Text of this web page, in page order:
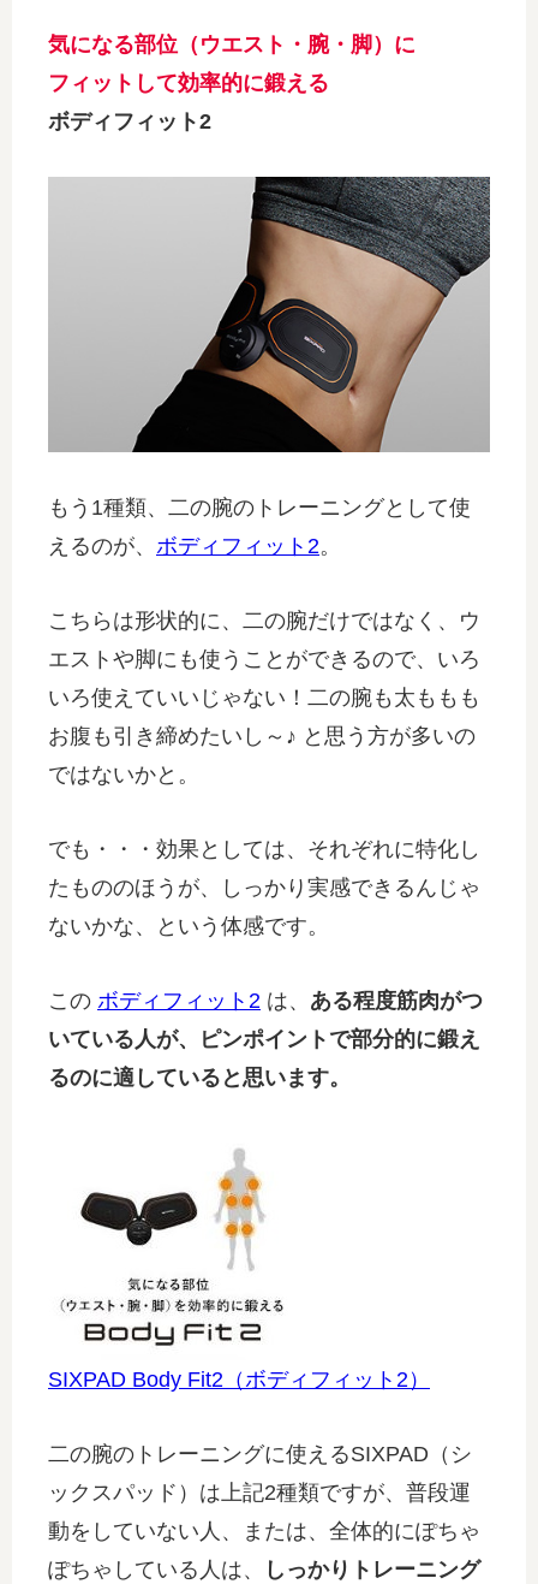
気になる部位（ウエスト・腕・脚）に
フィットして効率的に鍛える
ボディフィット2
もう1種類、二の腕のトレーニングとして使
えるのが、 ボディフィット2。
こちらは形状的に、二の腕だけではなく、ウ
エストや脚にも使うことができるので、いろ
いろ使えていいじゃない！二の腕も太ももも
お腹も引き締めたいし～♪ と思う方が多いの
ではないかと。
でも・・・効果としては、それぞれに特化し
たもののほうが、しっかり実感できるんじゃ
ないかな、という体感です。
この ボディフィット2 は、 ある程度筋肉がつ
いている人が、ピンポイントで部分的に鍛え
るのに適していると思います。
SIXPAD Body Fit2（ボディフィット2）
二の腕のトレーニングに使えるSIXPAD（シ
ックスパッド）は上記2種類ですが、普段運
動をしていない人、または、全体的にぽちゃ
ぽちゃしている人は、
しっかりトレーニング